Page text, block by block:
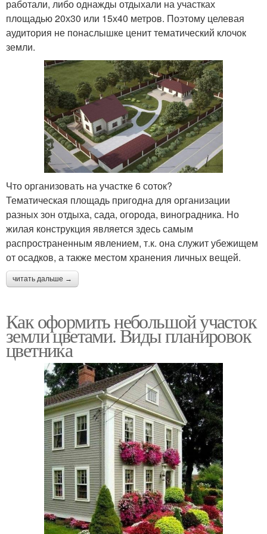
работали, либо однажды отдыхали на участках
площадью 20х30 или 15х40 метров. Поэтому целевая
аудитория не понаслышке ценит тематический клочок
земли.
Что организовать на участке 6 соток?
Тематическая площадь пригодна для организации
разных зон отдыха, сада, огорода, виноградника. Но
жилая конструкция является здесь самым
распространенным явлением, т.к. она служит убежищем
от осадков, а также местом хранения личных вещей.
читать дальше →
Как оформить небольшой участок
земли цветами. Виды планировок
цветника